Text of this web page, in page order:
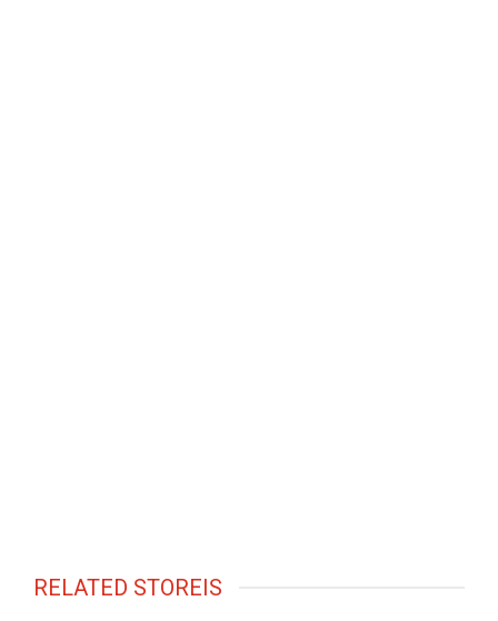
RELATED STOREIS